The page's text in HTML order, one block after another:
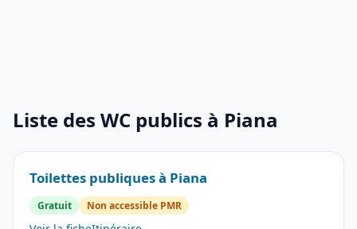
Liste des WC publics à Piana
Toilettes publiques à Piana
Gratuit Non accessible PMR